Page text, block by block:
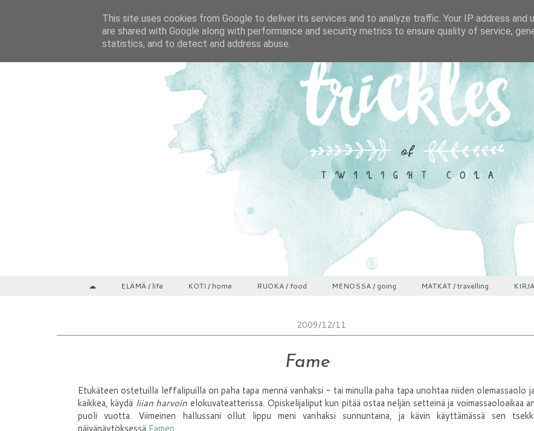
☁ ELÄMÄ / life KOTI / home RUOKA / food MENOSSA / going MATKAT / travelling
2009/12/11
Fame
Etukäteen ostetuilla leffalipuilla on paha tapa mennä vanhaksi - tai minulla paha tapa unohtaa niiden olemassaolo
kaikkea, käydä liian harvoin elokuvateatterissa. Opiskelijaliput kun pitää ostaa neljän setteinä ja voimassaoloaikaa
puoli vuotta. Viimeinen hallussani ollut lippu meni vanhaksi sunnuntaina, ja kävin käyttämässä sen
This site uses cookies from Google to deliver its services and to analyze traffic. Your IP address and
are shared with Google along with performance and security metrics to ensure quality of service,
statistics, and to detect and address abuse.